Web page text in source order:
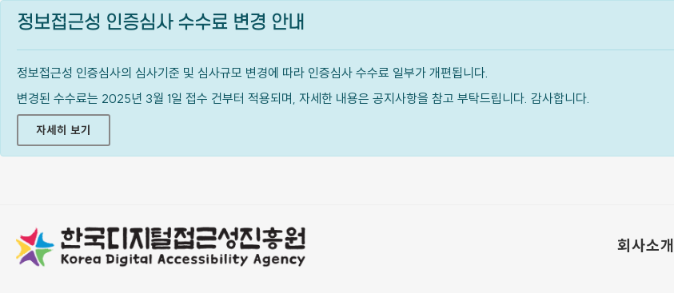
정보접근성 인증심사 수수료 변경 안내
정보접근성 인증심사의 심사기준 및 심사규모 변경에 따라 인증심사 수수료 일부가 개편됩니다.
변경된 수수료는 2025년 3월 1일 접수 건부터 적용되며, 자세한 내용은 공지사항을 참고 부탁드립니다. 감사합니다.
자세히 보기
회사소개